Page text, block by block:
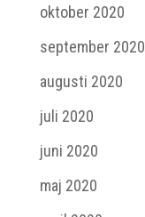
oktober 2020
september 2020
augusti 2020
juli 2020
juni 2020
maj 2020